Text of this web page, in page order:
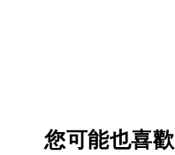
您可能也喜歡